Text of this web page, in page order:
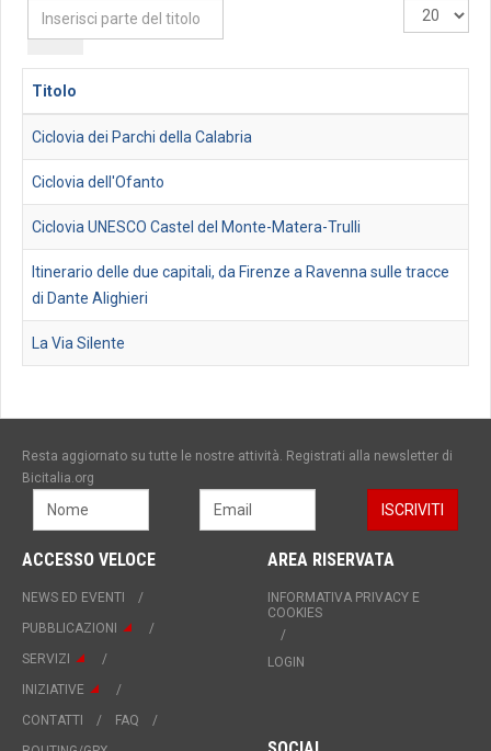
Inserisci
parte
titolo
Visualizza
n.
Titolo
Ciclovia dei Parchi della Calabria
Ciclovia dell'Ofanto
Ciclovia UNESCO Castel del Monte-Matera-Trulli
Itinerario delle due capitali, da Firenze a Ravenna sulle tracce
di Dante Alighieri
La Via Silente
Resta aggiornato su tutte le nostre attività. Registrati alla newsletter di
Bicitalia.org
ACCESSO VELOCE
NEWS ED EVENTI
PUBBLICAZIONI
SERVIZI
INIZIATIVE
CONTATTI
FAQ
AREA RISERVATA
INFORMATIVA PRIVACY E
COOKIES
LOGIN